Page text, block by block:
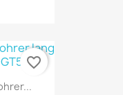
favorite_border